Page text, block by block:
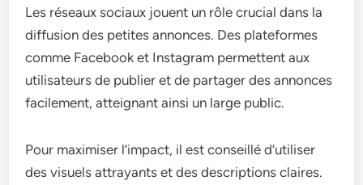
Les réseaux sociaux jouent un rôle crucial dans la
diffusion des petites annonces. Des plateformes
comme Facebook et Instagram permettent aux
utilisateurs de publier et de partager des annonces
facilement, atteignant ainsi un large public.
Pour maximiser l’impact, il est conseillé d’utiliser
des visuels attrayants et des descriptions claires.